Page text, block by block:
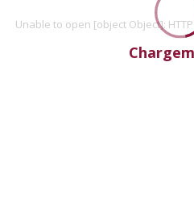
Unable to open [object Object]: